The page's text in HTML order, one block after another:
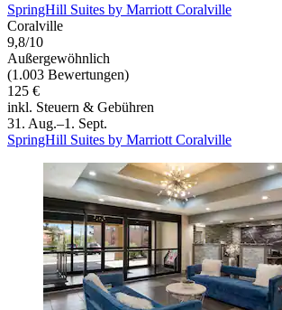
SpringHill Suites by Marriott Coralville
Coralville
9,8/10
Außergewöhnlich
(1.003 Bewertungen)
125 €
inkl. Steuern & Gebühren
31. Aug.–1. Sept.
SpringHill Suites by Marriott Coralville